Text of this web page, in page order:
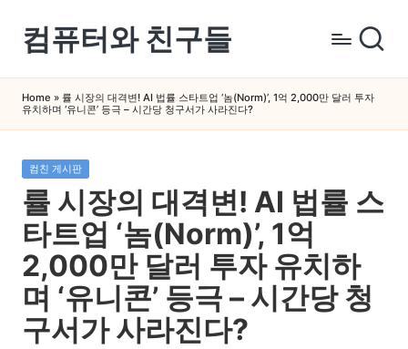
Skip
content
컴퓨터와 친구들
퓨
터
스
마
트
폰
을
쉽
게
배
Home » 률 시장의 대격변! AI 법률 스타트업 ‘놈(Norm)’, 1억 2,000만 달러 투자
유치하며 ‘유니콘’ 등극 – 시간당 청구서가 사라진다?
Posted
in
컴친 게시판
률 시장의 대격변! AI 법률 스
타트업 ‘놈(Norm)’, 1억
2,000만 달러 투자 유치하
며 ‘유니콘’ 등극 – 시간당 청
구서가 사라진다?